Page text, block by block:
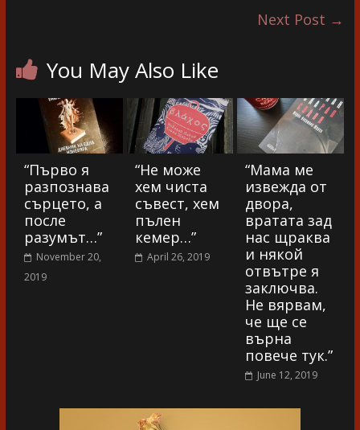
Next Post →
You May Also Like
“Първо я
разпознава
сърцето, а
после
разумът…”
November 20,
2019
“Не може
хем чиста
съвест, хем
пълен
кемер…”
April 26, 2019
“Мама ме
извежда от
двора,
вратата зад
нас щраква
и някой
отвътре я
заключва.
Не вярвам,
че ще се
върна
повече тук.”
June 12, 2019